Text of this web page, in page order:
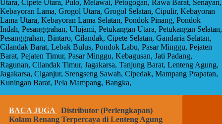
Utara, Cipete Utara, Pulo, Melawai, Petogogan, Rawa Barat, Senayan,
Kebayoran Lama, Grogol Utara, Grogol Selatan, Cipulir, Kebayoran
Lama Utara, Kebayoran Lama Selatan, Pondok Pinang, Pondok
Indah, Pesanggrahan, Ulujami, Petukangan Utara, Petukangan Selatan,
Pesanggrahan, Bintaro, Cilandak, Cipete Selatan, Gandaria Selatan,
Cilandak Barat, Lebak Bulus, Pondok Labu, Pasar Minggu, Pejaten
Barat, Pejaten Timur, Pasar Minggu, Kebagusan, Jati Padang,
Ragunan, Cilandak Timur, Jagakarsa, Tanjung Barat, Lenteng Agung,
Jagakarsa, Ciganjur, Srengseng Sawah, Cipedak, Mampang Prapatan,
Kuningan Barat, Pela Mampang, Bangka,
BACA JUGA
Distributor (Perlengkapan)
Kolam Renang Terpercaya di Lenteng Agung